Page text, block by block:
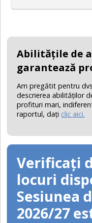
Abilităţile de
garantează
Am pregătit pentru
descrierea abilităţilor
profituri mari,
raportul, daţi clic aici.
Verificați
locuri
Sesiunea
2026/27